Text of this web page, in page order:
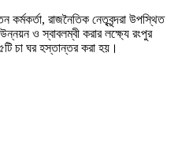
রাজনৈতিক নেতৃবৃন্দরা উপস্থিত
ও স্বাবলম্বী করার লক্ষ্যে রংপুর
চা ঘর হস্তান্তর করা হয়।